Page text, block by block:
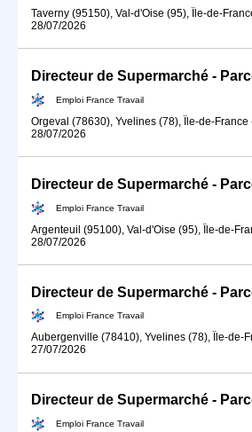
Taverny (95150), Val-d'Oise (95), Île-de-
28/07/2026
Emploi France Travail
Orgeval (78630), Yvelines (78), Île-de-France
28/07/2026
Emploi France Travail
Argenteuil (95100), Val-d'Oise (95), Île-de-
28/07/2026
Emploi France Travail
Aubergenville (78410), Yvelines (78), Île-de-
27/07/2026
Emploi France Travail